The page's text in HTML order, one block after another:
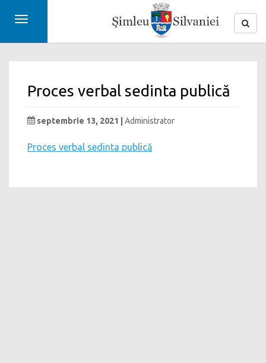
Toggle
Proces verbal sedinta publică
septembrie 13, 2021 | Administrator
Proces verbal sedinta publică